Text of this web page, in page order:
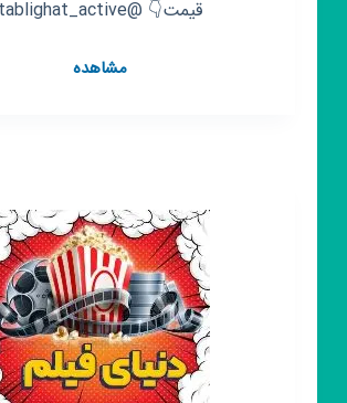
قیمت👇 @tablighat_active
مشاهدهکانال
2023،
فیلم
(ایرانی
،خارجی
،فیلم،
سریال